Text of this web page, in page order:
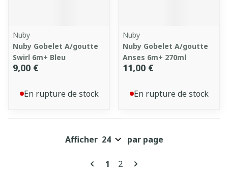
Nuby
Nuby Gobelet A/goutte
Swirl 6m+ Bleu
9,00 €
En rupture de stock
Nuby
Nuby Gobelet A/goutte
Anses 6m+ 270ml
11,00 €
En rupture de stock
Pages
Vous lisez actuellement la
1 Page
2
Afficher par page